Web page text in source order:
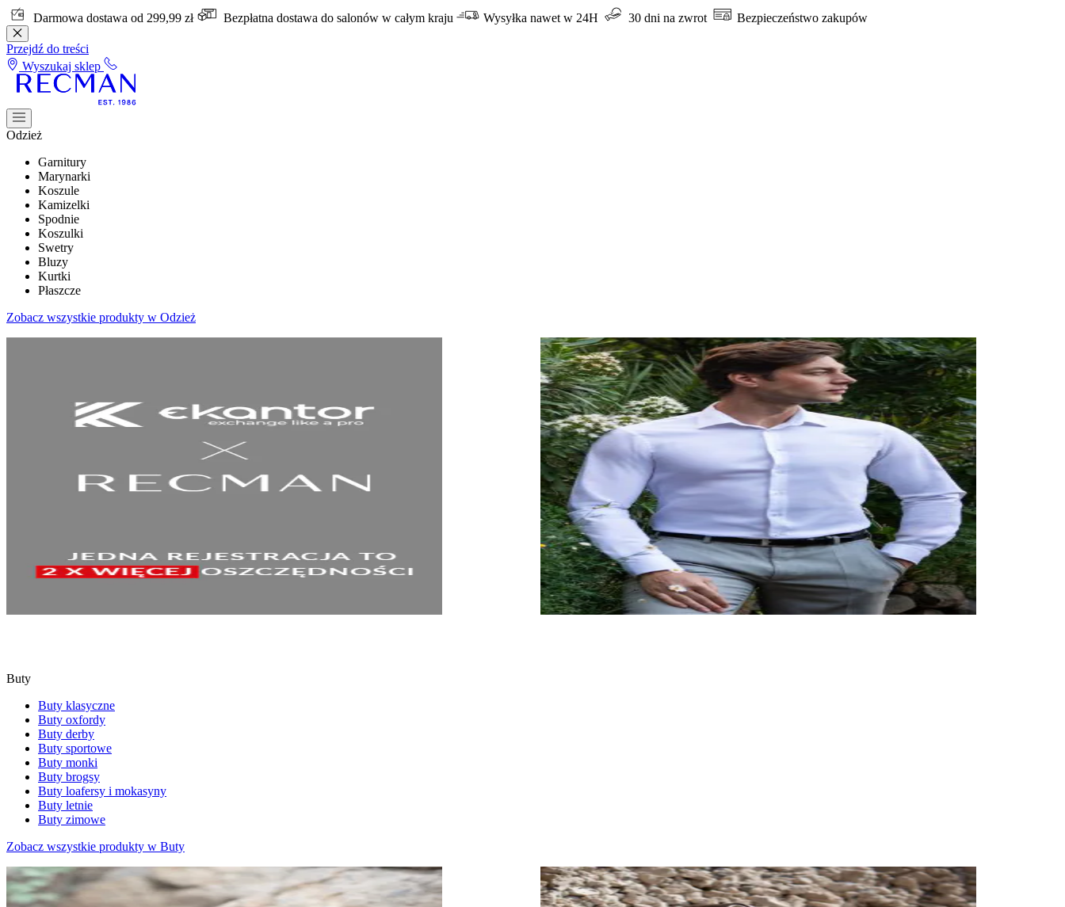
Darmowa dostawa od 299,99 zł Bezpłatna dostawa do salonów w całym kraju Wysyłka nawet w 24H 30 dni na zwrot Bezpieczeństwo zakupów
Przejdź do treści
Wyszukaj sklep
Odzież
Garnitury
Marynarki
Koszule
Kamizelki
Spodnie
Koszulki
Swetry
Bluzy
Kurtki
Płaszcze
Zobacz wszystkie produkty w Odzież
Buty
Buty klasyczne
Buty oxfordy
Buty derby
Buty sportowe
Buty monki
Buty brogsy
Buty loafersy i mokasyny
Buty letnie
Buty zimowe
Zobacz wszystkie produkty w Buty